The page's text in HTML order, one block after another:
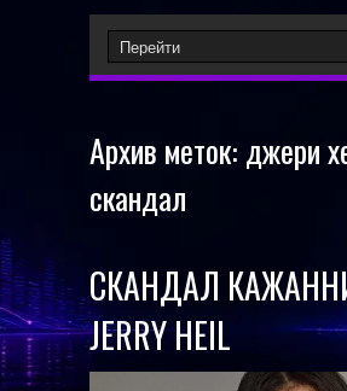
Архив меток: джери
скандал
СКАНДАЛ
JERRY HEIL